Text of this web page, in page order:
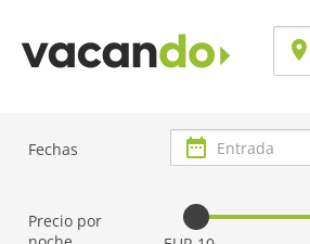
Fechas
Entrada
Precio por